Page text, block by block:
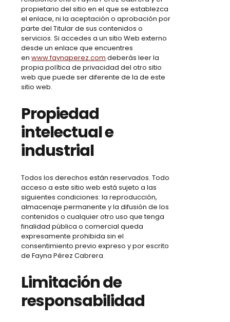
propietario del sitio en el que se establezca
el enlace, ni la aceptación o aprobación por
parte del Titular de sus contenidos o
servicios. Si accedes a un sitio Web externo
desde un enlace que encuentres
en www.faynaperez.com deberás leer la
propia política de privacidad del otro sitio
web que puede ser diferente de la de este
sitio web.
Propiedad
intelectual e
industrial
Todos los derechos están reservados. Todo
acceso a este sitio web está sujeto a las
siguientes condiciones: la reproducción,
almacenaje permanente y la difusión de los
contenidos o cualquier otro uso que tenga
finalidad pública o comercial queda
expresamente prohibida sin el
consentimiento previo expreso y por escrito
de Fayna Pérez Cabrera.
Limitación de
responsabilidad